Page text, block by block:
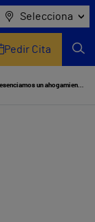
Selecciona
Pedir Cita
¿Cómo actuar si presenciamos un ahogamiento?